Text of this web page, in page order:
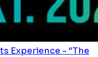
Experience - “The